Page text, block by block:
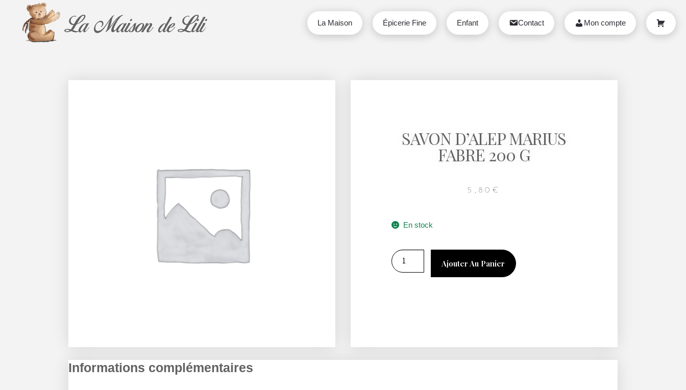
La Maison de Lili La Maison Épicerie Fine Enfant Contact Mon compte Panier
SAVON D’ALEP MARIUS
FABRE 200 G
5,80 €
En stock
Ajouter Au Panier
Informations complémentaires